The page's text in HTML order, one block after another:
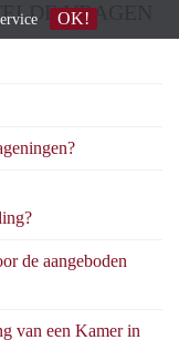
VRAGEN
de aangeboden
van een Kamer in
OK!